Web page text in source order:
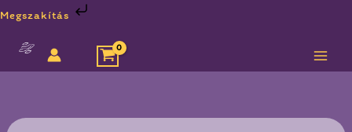
Megszakítás
Skip
content